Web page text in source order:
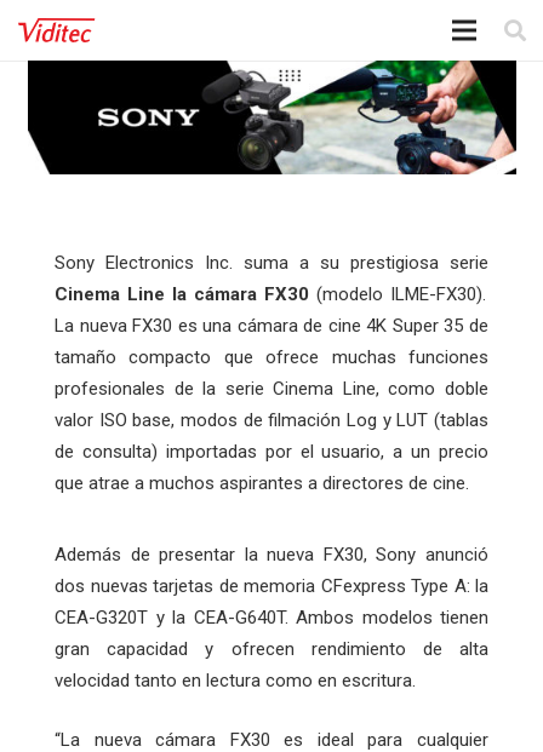
Sony Electronics Inc. suma a su prestigiosa serie
Cinema Line la cámara FX30 (modelo ILME-FX30).
La nueva FX30 es una cámara de cine 4K Super 35 de
tamaño compacto que ofrece muchas funciones
profesionales de la serie Cinema Line, como doble
valor ISO base, modos de filmación Log y LUT (tablas
de consulta) importadas por el usuario, a un precio
que atrae a muchos aspirantes a directores de cine.
Además de presentar la nueva FX30, Sony anunció
dos nuevas tarjetas de memoria CFexpress Type A: la
CEA-G320T y la CEA-G640T. Ambos modelos tienen
gran capacidad y ofrecen rendimiento de alta
velocidad tanto en lectura como en escritura.
“La nueva cámara FX30 es ideal para cualquier